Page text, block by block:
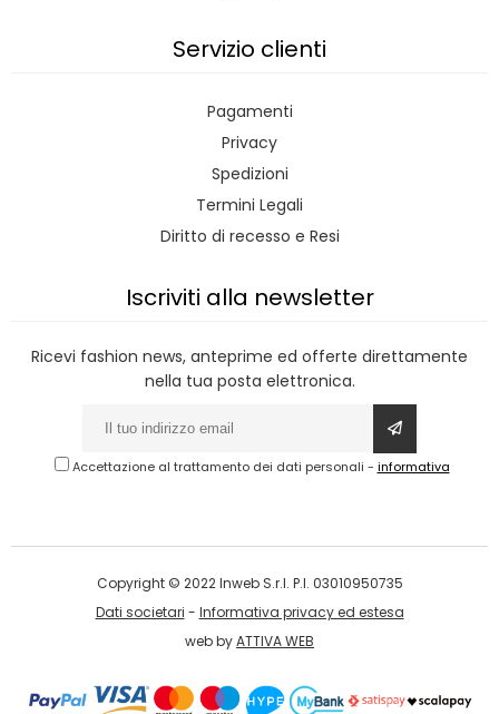
Servizio clienti
Pagamenti
Privacy
Spedizioni
Termini Legali
Diritto di recesso e Resi
Iscriviti alla newsletter
Ricevi fashion news, anteprime ed offerte direttamente
nella tua posta elettronica.
Accettazione al trattamento dei dati personali - informativa
Copyright © 2022 Inweb S.r.l. P.I. 03010950735
Dati societari - Informativa privacy ed estesa
web byATTIVA WEB